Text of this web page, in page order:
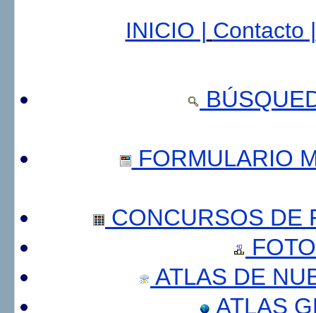
INICIO | Contacto |
FORMULARIO
CONCURSOS DE
ATLAS DE
ATLAS